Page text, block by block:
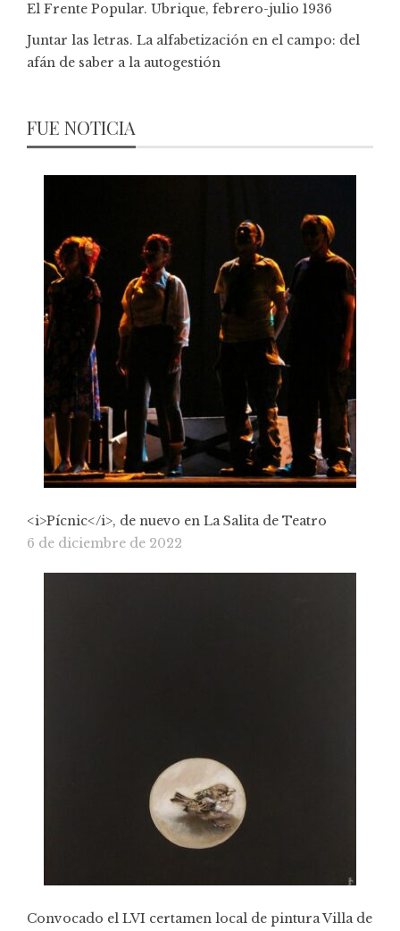
El Frente Popular. Ubrique, febrero-julio 1936
Juntar las letras. La alfabetización en el campo: del
afán de saber a la autogestión
FUE NOTICIA
<i>Pícnic</i>, de nuevo en La Salita de Teatro
6 de diciembre de 2022
Convocado el LVI certamen local de pintura Villa de